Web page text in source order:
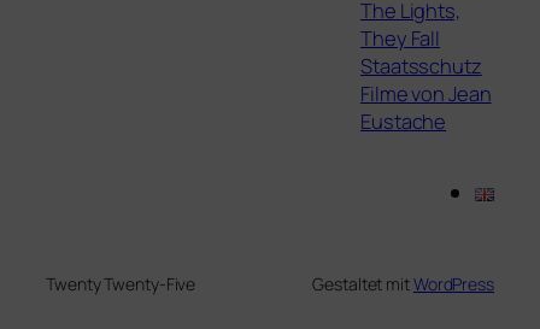
The Lights,
They Fall
Staatsschutz
Filme von Jean
Eustache
Twenty Twenty-Five Gestaltet mitWordPress